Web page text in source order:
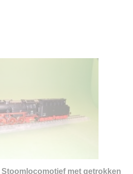
Stoomlocomotief met getrokken